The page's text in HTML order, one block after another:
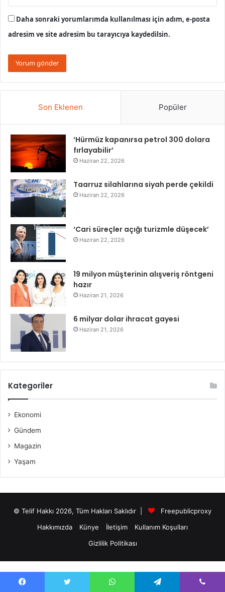
Daha sonraki yorumlarımda kullanılması için adım, e-posta
adresim ve site adresim bu tarayıcıya kaydedilsin.
Son Eklenen Popüler
‘Hürmüz kapanırsa petrol 300 dolara
fırlayabilir’
Haziran 22, 2026
Taarruz silahlarına siyah perde çekildi
Haziran 22, 2026
‘Cari süreçler açığı turizmle düşecek’
Haziran 22, 2026
19 milyon müşterinin alışveriş röntgeni
hazır
Haziran 21, 2026
6 milyar dolar ihracat gayesi
Haziran 21, 2026
Kategoriler
Ekonomi
Gündem
Magazin
Yaşam
© Telif Hakkı 2026, Tüm Hakları Saklıdır |
Freepublicproxy
Hakkımızda
Künye İletişim
Kullanım Koşulları
Gizlilik Politikası
antalya escort bayanları